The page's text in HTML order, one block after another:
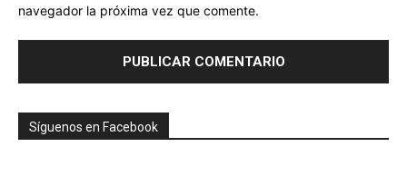
navegador la próxima vez que comente.
Síguenos en Facebook